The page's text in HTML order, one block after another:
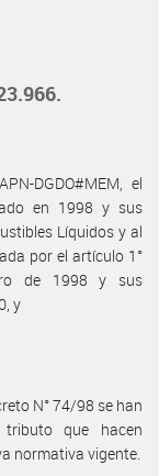
DGDO#MEM, el
en 1998 y sus
Líquidos y al
por el artículo 1°
de 1998 y sus
y
N° 74/98 se han
que hacen
normativa vigente.